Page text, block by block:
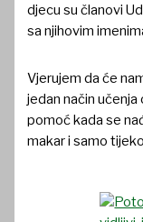
djecu su članovi
sa njihovim
Vjerujem da će
jedan način
pomoć kada se
makar i samo